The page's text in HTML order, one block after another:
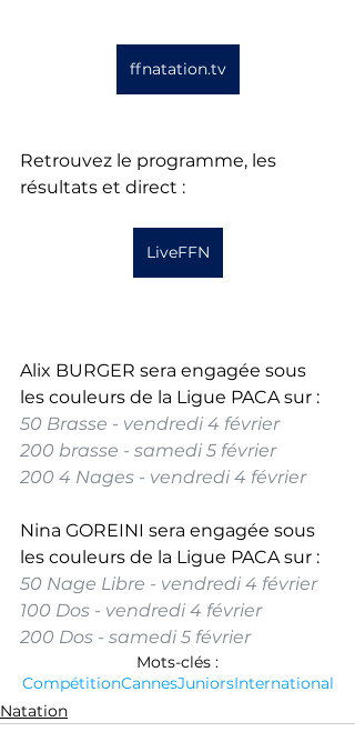
ffnatation.tv
Retrouvez le programme, les
résultats et direct :
LiveFFN
Alix BURGER sera engagée sous
les couleurs de la Ligue PACA sur :
50 Brasse - vendredi 4 février
200 brasse - samedi 5 février
200 4 Nages - vendredi 4 février
Nina GOREINI sera engagée sous
les couleurs de la Ligue PACA sur :
50 Nage Libre - vendredi 4 février
100 Dos - vendredi 4 février
200 Dos - samedi 5 février
Mots-clés :
CompétitionCannesJuniorsInternational
Natation